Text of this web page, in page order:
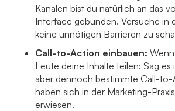
Kanälen bist du natürlich an das
Interface gebunden. Versuche in
keine unnötigen Barrieren zu
Call-to-Action einbauen:
Leute deine Inhalte teilen: Sag es
aber dennoch bestimmte Call-
haben sich in der Marketing-
erwiesen.